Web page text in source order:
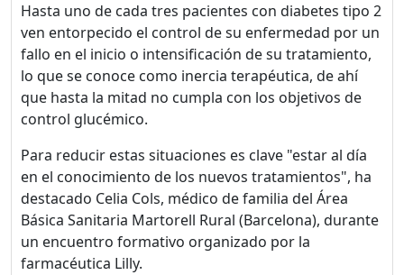
Hasta uno de cada tres pacientes con diabetes tipo 2
ven entorpecido el control de su enfermedad por un
fallo en el inicio o intensificación de su tratamiento,
lo que se conoce como inercia terapéutica, de ahí
que hasta la mitad no cumpla con los objetivos de
control glucémico.
Para reducir estas situaciones es clave "estar al día
en el conocimiento de los nuevos tratamientos", ha
destacado Celia Cols, médico de familia del Área
Básica Sanitaria Martorell Rural (Barcelona), durante
un encuentro formativo organizado por la
farmacéutica Lilly.